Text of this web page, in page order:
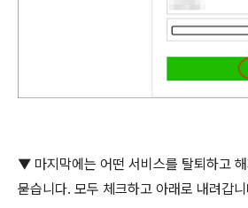
▼ 마지막에는 어떤 서비스를 탈퇴하고
묻습니다. 모두 체크하고 아래로 내려갑